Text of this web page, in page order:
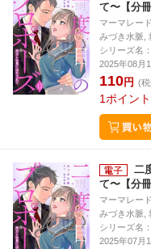
て〜【分
マーマレー
みづき水脈,
シリーズ名：
2025年08月
110円 (
1 ポイント
二
て〜【分
マーマレー
みづき水脈,
シリーズ名：
2025年07月